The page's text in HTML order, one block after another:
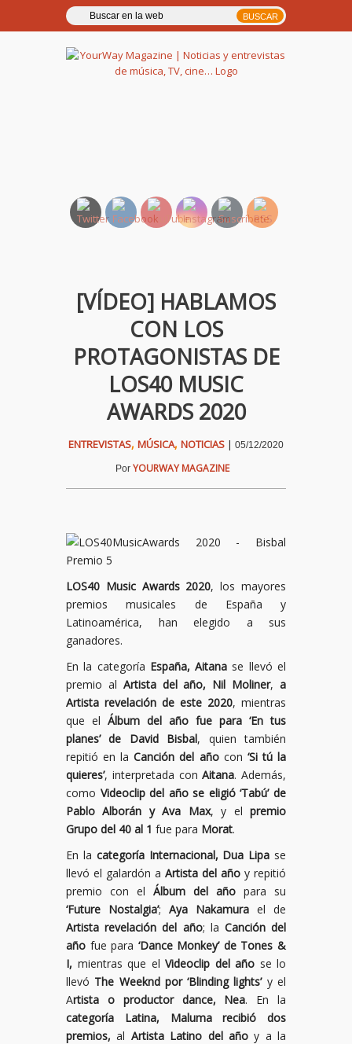
[VÍDEO] HABLAMOS
CON LOS
PROTAGONISTAS DE
LOS40 MUSIC
AWARDS 2020
ENTREVISTAS, MÚSICA, NOTICIAS | 05/12/2020
Por YOURWAY MAGAZINE
LOS40 Music Awards 2020, los mayores
premios musicales de España y
Latinoamérica, han elegido a sus
ganadores.
En la categoría España, Aitana se llevó el
premio al Artista del año, Nil Moliner,a
Artista revelación de este 2020, mientras
que el Álbum del año fue para ‘En tus
planes’ de David Bisbal, quien también
repitió en laCanción del añocon ‘Si tú la
quieres’, interpretada con Aitana. Además,
como Videoclip del año se eligió ‘Tabú’ de
Pablo Alborán y Ava Max, y elpremio
Grupo del 40 al 1 fue para Morat.
En la categoría Internacional, Dua Lipa se
llevó el galardón a Artista del año y repitió
premio con el Álbum del año para su
‘Future Nostalgia’; Aya Nakamura el de
Artista revelación del año; la Canción del
año fue para ‘Dance Monkey’ de Tones &
I, mientras que el Videoclip del año se lo
llevó The Weeknd por ‘Blinding lights’y el
Artista o productor dance, Nea. En la
categoría Latina, Maluma recibió dos
premios, al Artista Latino del añoy a la